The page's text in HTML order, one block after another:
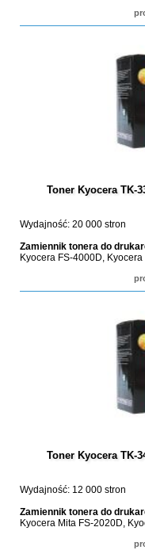
Toner Kyocera TK-
Wydajność: 20 000 stron
Zamiennik tonera do
Kyocera FS-4000D, Kyocera
Toner Kyocera TK-
Wydajność: 12 000 stron
Zamiennik tonera do
Kyocera Mita FS-2020D,